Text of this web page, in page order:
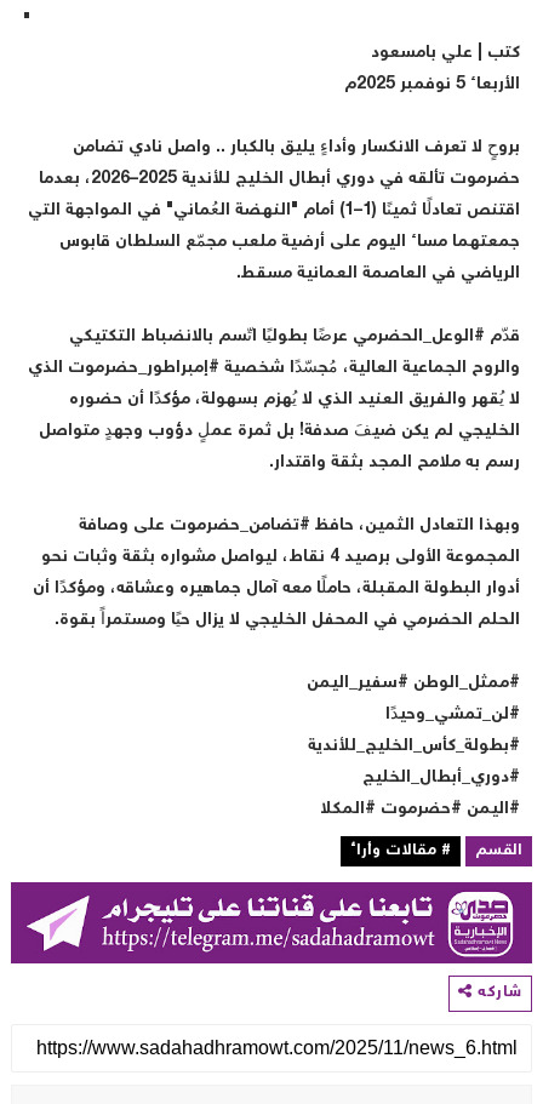
| علي بامسعود
5 نوفمبر 2025م
لا تعرف الانكسار وأداءٍ يليق بالكبار .. واصل نادي تضامن
حضرموت تألقه في دوري أبطال الخليج للأندية 2025–2026، بعدما
اقتنص تعادلًا ثمينًا (1–1) أمام "النهضة العُماني" في المواجهة التي
مساء اليوم على أرضية ملعب مجمّع السلطان قابوس
في العاصمة العمانية مسقط.
#الوعل_الحضرمي عرضًا بطوليًا اتّسم بالانضباط التكتيكي
الجماعية العالية، مُجسّدًا شخصية #إمبراطور_حضرموت الذي
يُقهر والفريق العنيد الذي لا يُهزم بسهولة، مؤكدًا أن حضوره
لم يكن ضيفَ صدفة! بل ثمرة عملٍ دؤوب وجهدٍ متواصل
به ملامح المجد بثقة واقتدار.
التعادل الثمين، حافظ #تضامن_حضرموت على وصافة
المجموعة الأولى برصيد 4 نقاط، ليواصل مشواره بثقة وثبات نحو
البطولة المقبلة، حاملًا معه آمال جماهيره وعشاقه، ومؤكدًا أن
الحضرمي في المحفل الخليجي لا يزال حيًا ومستمراً بقوة.
#سفير_اليمن
#حضرموت #المكلا
# مقالات وأراء